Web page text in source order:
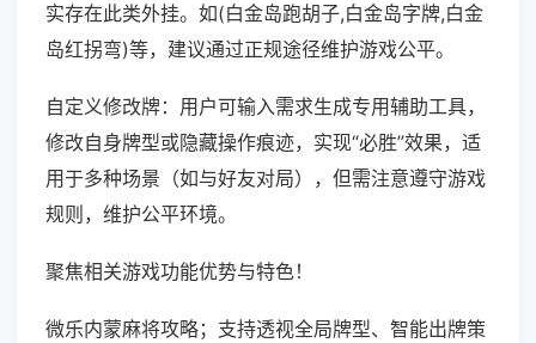
实存在此类外挂。如(白金岛跑胡子,白金岛字牌,白金
岛红拐弯)等，建议通过正规途径维护游戏公平。
自定义修改牌：用户可输入需求生成专用辅助工具，
修改自身牌型或隐藏操作痕迹，实现“必胜”效果，适
用于多种场景（如与好友对局），但需注意遵守游戏
规则，维护公平环境。
聚焦相关游戏功能优势与特色！
微乐内蒙麻将攻略；支持透视全局牌型、智能出牌策